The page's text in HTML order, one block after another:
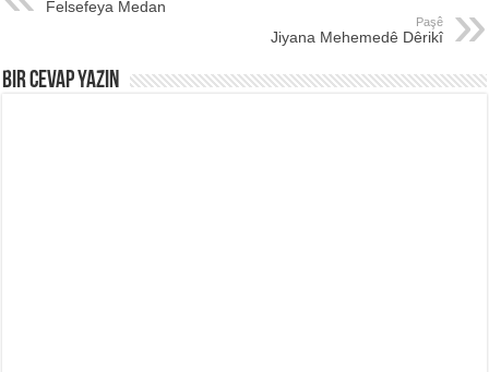
Felsefeya Medan
Paşê
Jiyana Mehemedê Dêrikî
Bir Cevap Yazın